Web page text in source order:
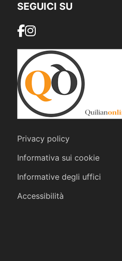
SEGUICI SU
Privacy policy
Informativa sui cookie
Informative degli uffici
Accessibilità